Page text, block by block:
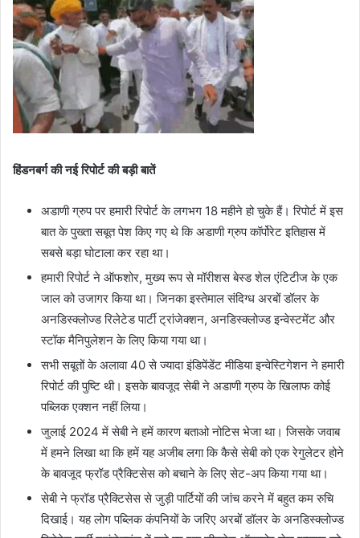
हिंडनबर्ग की नई रिपोर्ट की बड़ी बातें
अडाणी ग्रुप पर हमारी रिपोर्ट के लगभग 18 महीने हो चुके हैं। रिपोर्ट में इस
बात के पुख्ता सबूत पेश किए गए थे कि अडाणी ग्रुप कॉर्पोरेट इतिहास में
सबसे बड़ा घोटाला कर रहा था।
हमारी रिपोर्ट ने ऑफशोर, मुख्य रूप से मॉरीशस बेस्ड शेल एंटिटीज के एक
जाल को उजागर किया था। जिनका इस्तेमाल संदिग्ध अरबों डॉलर के
अनडिस्क्लोज्ड रिलेटेड पार्टी ट्रांजेक्शन, अनडिस्क्लोज्ड इन्वेस्टमेंट और
स्टॉक मैनिपुलेशन के लिए किया गया था।
सभी सबूतों के अलावा 40 से ज्यादा इंडिपेंडेंट मीडिया इन्वेस्टिगेशन ने हमारी
रिपोर्ट की पुष्टि थी। इसके बावजूद सेबी ने अडाणी ग्रुप के खिलाफ कोई
पब्लिक एक्शन नहीं लिया।
जुलाई 2024 में सेबी ने हमें कारण बताओ नोटिस भेजा था। जिसके जवाब
में हमने लिखा था कि हमें यह अजीब लगा कि कैसे सेबी को एक रेगुलेटर होने
के बावजूद फ्रॉड प्रैक्टिसेस को बचाने के लिए सेट-अप किया गया था।
सेबी ने फ्रॉड प्रैक्टिसेस से जुड़ी पार्टियों की जांच करने में बहुत कम रुचि
दिखाई। यह लोग पब्लिक कंपनियों के जरिए अरबों डॉलर के अनडिस्क्लोज्ड